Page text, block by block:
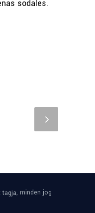
sodales.
tagja, minden jog